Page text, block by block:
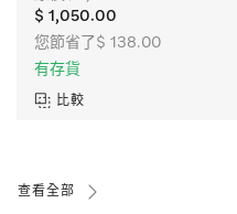
$ 1,050.00
您節省了$ 138.00
有存貨
比較
查看全部